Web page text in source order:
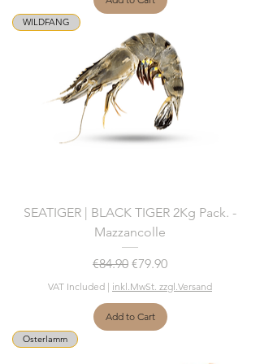
WILDFANG
SEATIGER | BLACK TIGER 2Kg Pack. -
Mazzancolle
Regular Price
€84.90 Sale Price
€79.90
VAT Included | inkl.MwSt. zzgl.Versand
Add to Cart
Osterlamm